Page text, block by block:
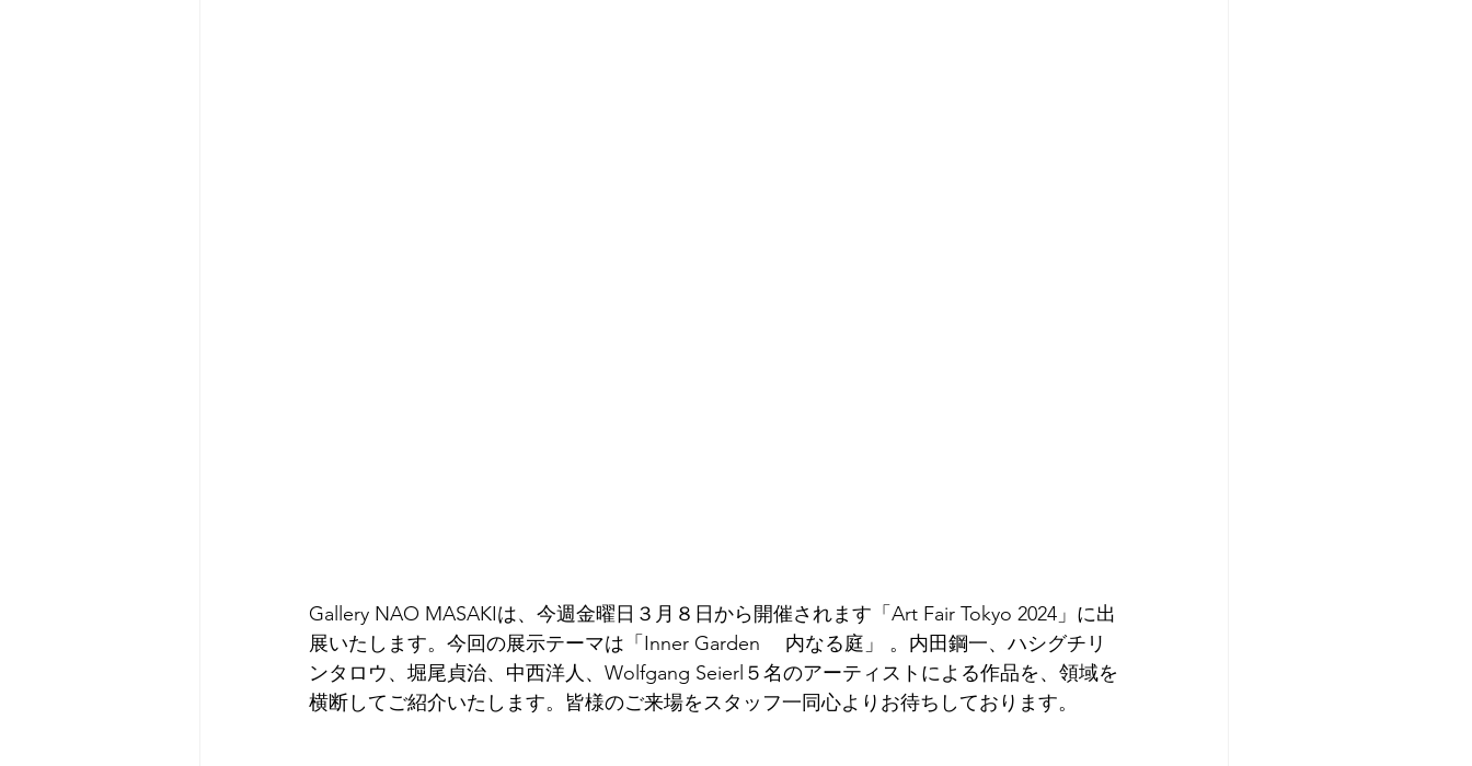
Gallery NAO MASAKIは、今週金曜日３月８日から開催されます「Art Fair Tokyo 2024」に出
展いたします。今回の展示テーマは「Inner Garden 　内なる庭」 。内田鋼一、ハシグチリ
ンタロウ、堀尾貞治、中西洋人、Wolfgang Seierl５名のアーティストによる作品を、領域を
横断してご紹介いたします。皆様のご来場をスタッフ一同心よりお待ちしております。